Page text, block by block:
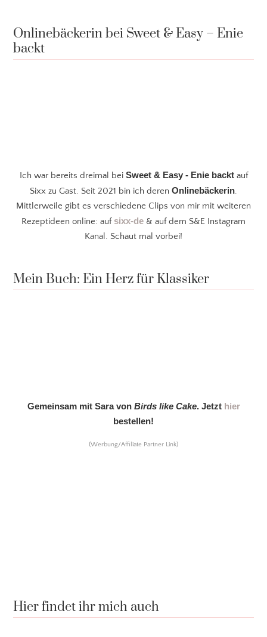
Onlinebäckerin bei Sweet & Easy – Enie
backt
Ich war bereits dreimal bei Sweet & Easy - Enie backtauf
Sixx zu Gast. Seit 2021 bin ich deren Onlinebäckerin.
Mittlerweile gibt es verschiedene Clips von mir mit weiteren
Rezeptideen online: auf sixx-de & auf dem S&E Instagram
Kanal. Schaut mal vorbei!
Mein Buch: Ein Herz für Klassiker
Gemeinsam mit Sara von Birds like Cake. Jetzt hier
bestellen!
(Werbung/Affiliate Partner Link)
Hier findet ihr mich auch